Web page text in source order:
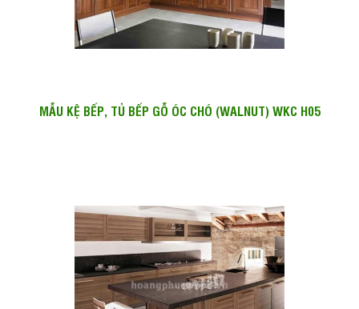
MẪU KỆ BẾP, TỦ BẾP GỖ ÓC CHÓ (WALNUT) WKC H05